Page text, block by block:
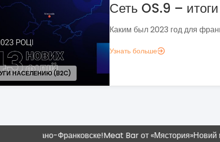
франчайзинга?
Если задумались над вопросом «А
аналитика?», вот несколько метрик,
понять, зачем вам это нужно.
Франковске!Meat Bar от «Мястория»Новий магазин